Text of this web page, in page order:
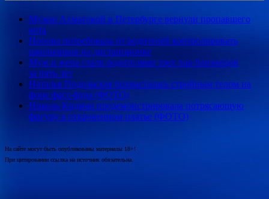
Музею Ахматовой в Петербурге вернули пропавшего
кота
Попова потребовала от родителей контролировать
школьников на дистанционке
Муж и жена стали родителями трех пар близнецов
за пять лет
Наталья Подольская похвасталась стройным телом на
фоне фаст-фуда (ФОТО)
Николь Кидман продемонстрировала потрясающую
фигуру в откровенном платье (ФОТО)
На сайте могут быть опубликованы материалы 18+!
При цитировании ссылка на источник обязательна.